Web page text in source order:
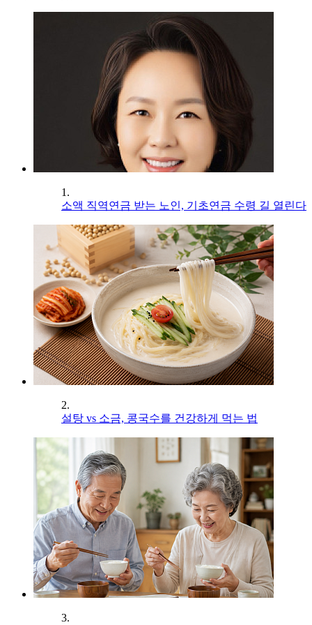
1.
소액 직역연금 받는 노인, 기초연금 수령 길 열린다
2.
설탕 vs 소금, 콩국수를 건강하게 먹는 법
3.